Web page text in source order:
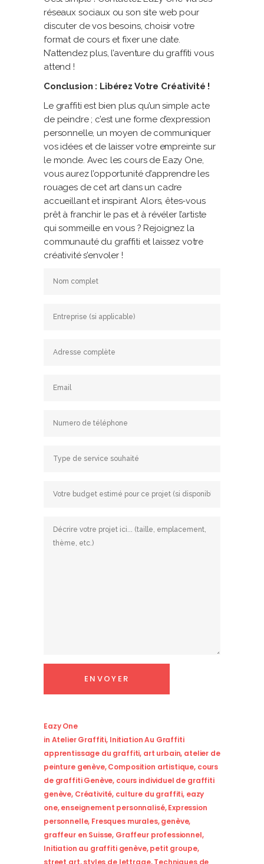
réseaux sociaux ou son site web pour
discuter de vos besoins, choisir votre
format de cours et fixer une date.
N’attendez plus, l’aventure du graffiti vous
attend !
Conclusion : Libérez Votre Créativité !
Le graffiti est bien plus qu’un simple acte
de peindre ; c’est une forme d’expression
personnelle, un moyen de communiquer
vos idées et de laisser votre empreinte sur
le monde. Avec les cours de Eazy One,
vous aurez l’opportunité d’apprendre les
rouages de cet art dans un cadre
accueillant et inspirant. Alors, êtes-vous
prêt à franchir le pas et à révéler l’artiste
qui sommeille en vous ? Rejoignez la
communauté du graffiti et laissez votre
créativité s’envoler !
Eazy One
in Atelier Graffiti, Initiation Au Graffiti
apprentissage du graffiti, art urbain, atelier de
peinture genève,Composition artistique, cours
de graffiti Genève, cours individuel de graffiti
genève, Créativité, culture du graffiti, eazy
one,enseignement personnalisé,Expression
personnelle, Fresques murales,genève,
graffeur en Suisse, Graffeur professionnel,
Initiation au graffiti genève,petit groupe,
street art,styles de lettrage,Techniques de